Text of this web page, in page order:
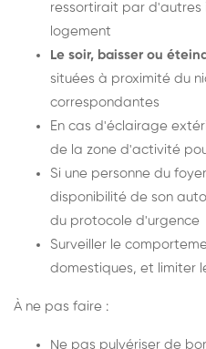
ressortirait par d'autres
logement
Le soir, baisser ou
situées à proximité du
correspondantes
En cas d'éclairage
de la zone d'activité
Si une personne du
disponibilité de son
du protocole d'urgence
Surveiller le
domestiques, et limiter
À ne pas faire :
Ne pas pulvériser de